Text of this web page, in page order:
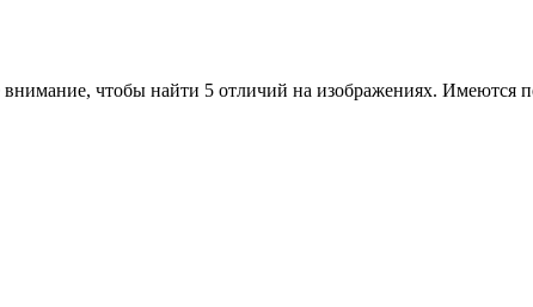
чтобы найти 5 отличий на изображениях. Имеются